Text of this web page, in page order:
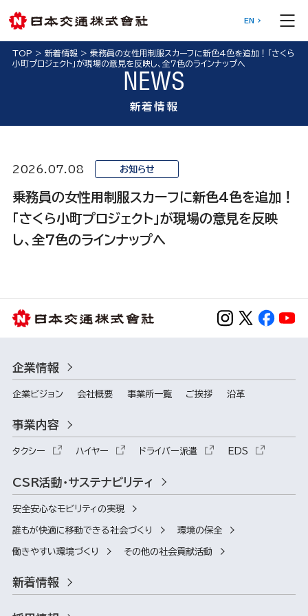
EN
TOP > 新着情報> 乗務員の女性用制服スカーフに新色4色を追加！「さくら
小町プロジェクト」が現場の意見を反映し、全7色のラインナップへ
NEWS
新着情報
2026.07.08 お知らせ
乗務員の女性用制服スカーフに新色4色を追加！
「さくら小町プロジェクト」が現場の意見を反映
し、全7色のラインナップへ
企業情報
企業ビジョン 会社概要 事業所一覧 ご挨拶 沿革
事業内容
タクシー ハイヤー ドライバー派遣 EDS
CSR活動・サステナビリティ
安全安心なモビリティの実現
誰もが快適に移動できる社会づくり 環境の保全
働きやすい環境づくり その他の社会貢献活動
新着情報